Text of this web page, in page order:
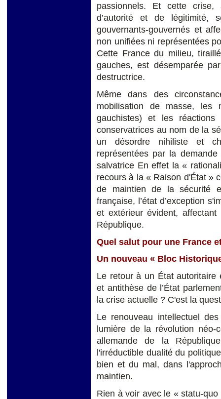
passionnels. Et cette crise,
d’autorité et de légitimité,
gouvernants-gouvernés et
non unifiées ni représentées
Cette France du milieu,
gauches, est désemparée
destructrice.
Même dans des
mobilisation de masse, les
gauchistes) et les
conservatrices au nom de la
un désordre nihiliste et
représentées par la
salvatrice En effet la «
recours à la « Raison d'État »
de maintien de la sécurité
française, l’état d’exception
et extérieur évident,
République.
Quel salut pour une France
Un nouveau « Bloc
Le retour à un État autoritaire
et antithèse de l’État
la crise actuelle ? C'est la
Le renouveau intellectuel
lumière de la révolution néo-
allemande de la
l'irréductible dualité du
bien et du mal, dans
maintien.
Rien à voir avec le « statu-